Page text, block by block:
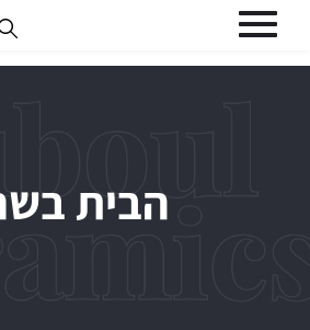
דלג לסרגל הניווט
דלג לתוכן
הבית